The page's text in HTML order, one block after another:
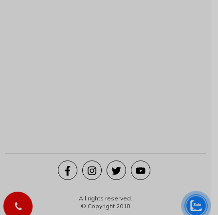
All rights reserved.
© Copyright 2018